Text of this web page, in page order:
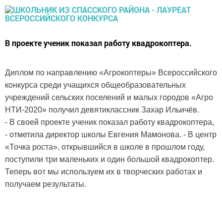
В проекте ученик показал работу квадрокоптера.
Диплом по направлению «Агрокоптеры» Всероссийского
конкурса среди учащихся общеобразовательных
учреждений сельских поселений и малых городов «Агро
НТИ-2020» получил девятиклассник Захар Ильичёв.
- В своей проекте ученик показал работу квадрокоптера,
- отметила директор школы Евгения Мамонова. - В центр
«Точка роста», открывшийся в школе в прошлом году,
поступили три маленьких и один большой квадрокоптер.
Теперь вот мы используем их в творческих работах и
получаем результаты.